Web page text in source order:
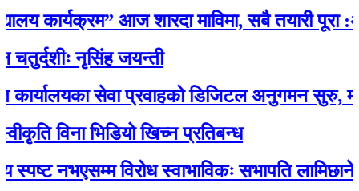
कार्यक्रम” आज शारदा माविमा, सबै तयारी पूरा
नृसिंह जयन्ती
सेवा प्रवाहको डिजिटल अनुगमन सुरु, मन्त्री
विना भिडियो खिच्न प्रतिबन्ध
नभएसम्म विरोध स्वाभाविकः सभापति लामिछाने